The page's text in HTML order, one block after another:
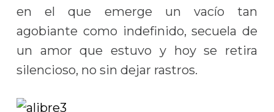
en el que emerge un vacío tan
agobiante como indefinido, secuela de
un amor que estuvo y hoy se retira
silencioso, no sin dejar rastros.